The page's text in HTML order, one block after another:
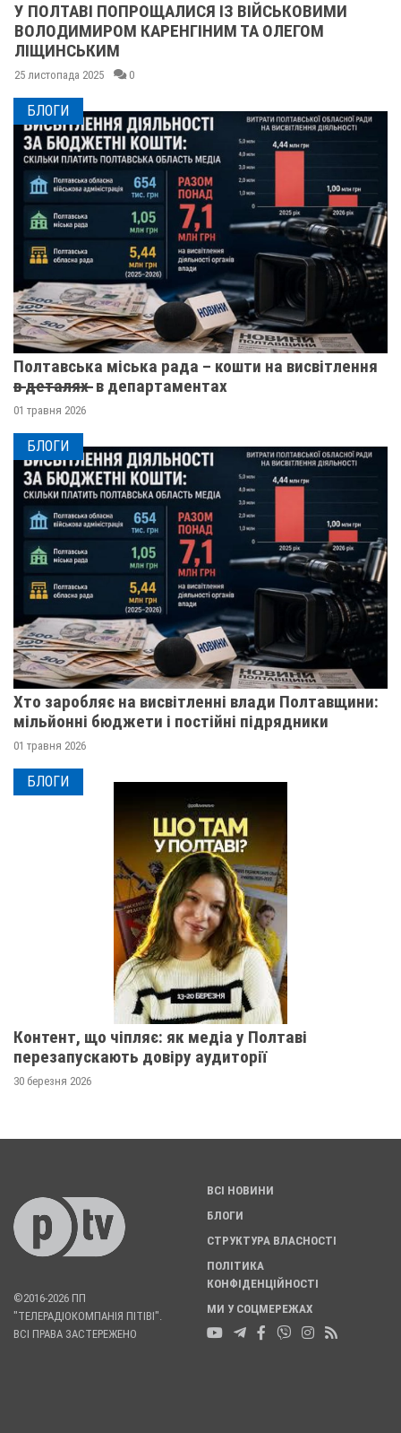
У ПОЛТАВІ ПОПРОЩАЛИСЯ ІЗ ВІЙСЬКОВИМИ
ВОЛОДИМИРОМ КАРЕНГІНИМ ТА ОЛЕГОМ
ЛІЩИНСЬКИМ
25 листопада 2025 0
БЛОГИ
Полтавська міська рада – кошти на висвітлення
в̶ ̶д̶е̶т̶а̶л̶я̶х̶ ̶ в департаментах
01 травня 2026
БЛОГИ
Хто заробляє на висвітленні влади Полтавщини:
мільйонні бюджети і постійні підрядники
01 травня 2026
БЛОГИ
Контент, що чіпляє: як медіа у Полтаві
перезапускають довіру аудиторії
30 березня 2026
©2016-2026 ПП
"ТЕЛЕРАДІОКОМПАНІЯ ПІТІВІ".
ВСІ ПРАВА ЗАСТЕРЕЖЕНО
ВСІ НОВИНИ
БЛОГИ
СТРУКТУРА ВЛАСНОСТІ
ПОЛІТИКА
КОНФІДЕНЦІЙНОСТІ
МИ У СОЦМЕРЕЖАХ